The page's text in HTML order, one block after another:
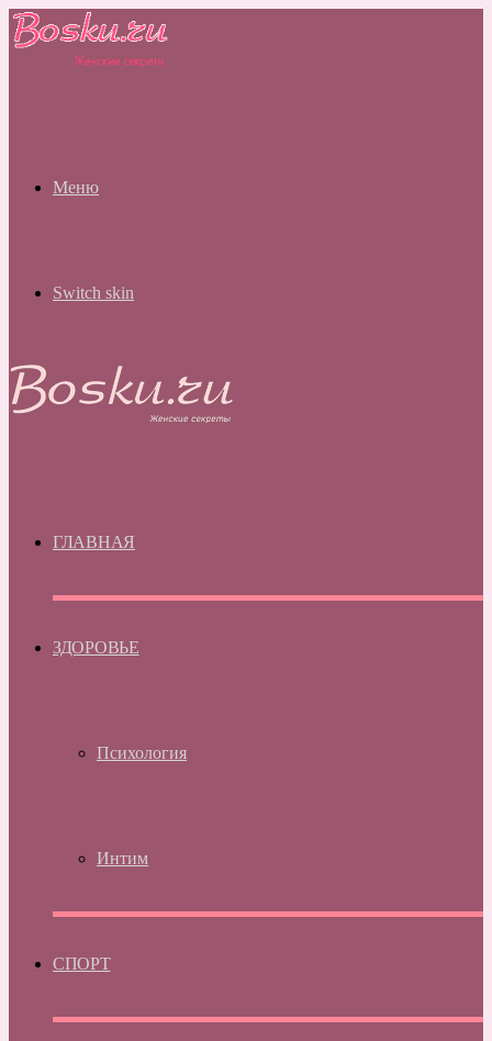
Меню
Switch skin
ГЛАВНАЯ
ЗДОРОВЬЕ
Психология
Интим
СПОРТ